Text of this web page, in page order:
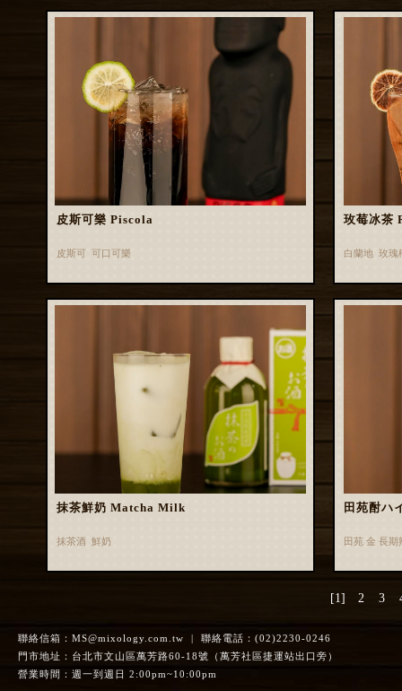
皮斯可樂 Piscola
皮斯可 可口可樂
玫莓冰茶
白蘭地 玫瑰
抹茶鮮奶 Matcha Milk
抹茶酒 鮮奶
田苑酎ハ
田苑 金 長
[1] 2 3
聯絡信箱： MS@mixology.com.tw | 聯絡電話：(02)2230-0246
門市地址：台北市文山區萬芳路60-18號（萬芳社區捷運站出口旁）
營業時間：週一到週日 2:00pm~10:00pm